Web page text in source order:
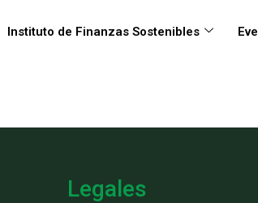
Instituto de Finanzas Sostenibles
Legales